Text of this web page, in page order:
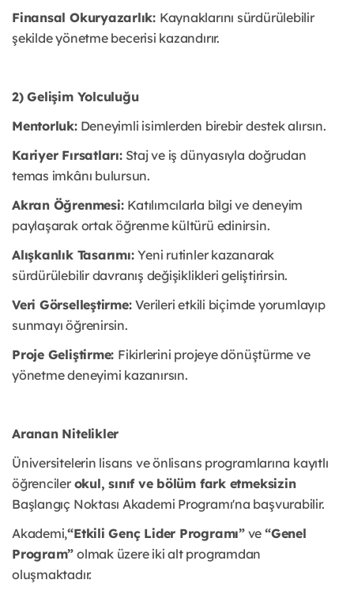
Finansal Okuryazarlık: Kaynaklarını sürdürülebilir
şekilde yönetme becerisi kazandırır.
2) Gelişim Yolculuğu
Mentorluk:Deneyimli isimlerden birebir destek alırsın.
Kariyer Fırsatları:Staj ve iş dünyasıyla doğrudan
temas imkânı bulursun.
Akran Öğrenmesi: Katılımcılarla bilgi ve deneyim
paylaşarak ortak öğrenme kültürü edinirsin.
Alışkanlık Tasarımı:Yeni rutinler kazanarak
sürdürülebilir davranış değişiklikleri geliştirirsin.
Veri Görselleştirme:Verileri etkili biçimde yorumlayıp
sunmayı öğrenirsin.
Proje Geliştirme: Fikirlerini projeye dönüştürme ve
yönetme deneyimi kazanırsın.
Aranan Nitelikler
Üniversitelerin lisans ve önlisans programlarına kayıtlı
öğrenciler okul, sınıf ve bölüm fark etmeksizin
Başlangıç Noktası Akademi Programı'na başvurabilir.
Akademi,“Etkili Genç Lider Programı”ve“Genel
Program” olmak üzere iki alt programdan
oluşmaktadır.